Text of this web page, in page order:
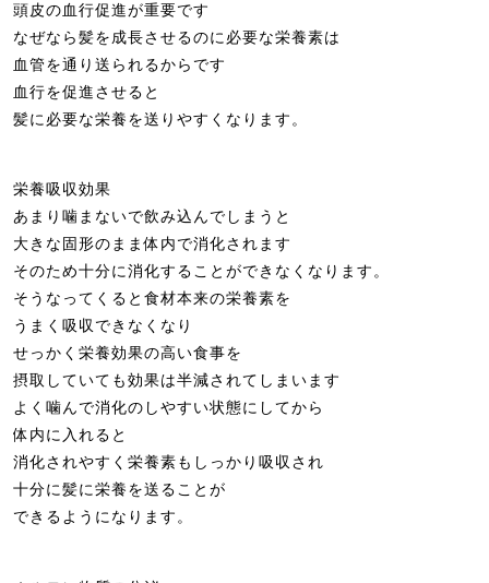
頭皮の血行促進が重要です
なぜなら髪を成長させるのに必要な栄養素は
血管を通り送られるからです
血行を促進させると
髪に必要な栄養を送りやすくなります。
栄養吸収効果
あまり噛まないで飲み込んでしまうと
大きな固形のまま体内で消化されます
そのため十分に消化することができなくなります。
そうなってくると食材本来の栄養素を
うまく吸収できなくなり
せっかく栄養効果の高い食事を
摂取していても効果は半減されてしまいます
よく噛んで消化のしやすい状態にしてから
体内に入れると
消化されやすく栄養素もしっかり吸収され
十分に髪に栄養を送ることが
できるようになります。